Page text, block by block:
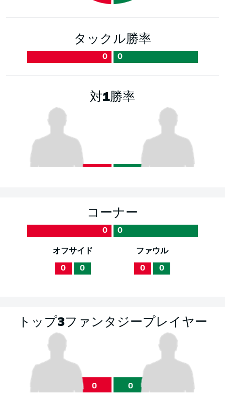
タックル勝率
0 0
対1勝率
コーナー
0 0
オフサイド
0 0
ファウル
0 0
トップ3ファンタジープレイヤー
0 0